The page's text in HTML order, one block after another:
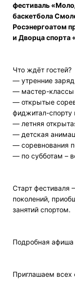
фестиваль
баскетбола
Росэнергоатом
и Дворца
Что ждёт гостей?
— утренние
— мастер-классы
— открытые
фиджитал-спорту
— летняя
— детская
— соревнования
— по субботам –
Старт фестиваля
поколений,
занятий спортом.
Подробная
Приглашаем всех